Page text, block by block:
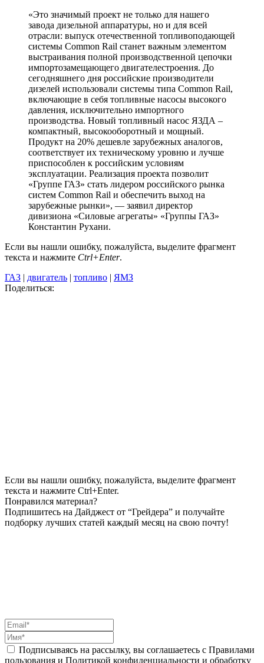
«Это значимый проект не только для нашего
завода дизельной аппаратуры, но и для всей
отрасли: выпуск отечественной топливоподающей
системы Common Rail станет важным элементом
выстраивания полной производственной цепочки
импортозамещающего двигателестроения. До
сегодняшнего дня российские производители
дизелей использовали системы типа Common Rail,
включающие в себя топливные насосы высокого
давления, исключительно импортного
производства. Новый топливный насос ЯЗДА –
компактный, высокооборотный и мощный.
Продукт на 20% дешевле зарубежных аналогов,
соответствует их техническому уровню и лучше
приспособлен к российским условиям
эксплуатации. Реализация проекта позволит
«Группе ГАЗ» стать лидером российского рынка
систем Common Rail и обеспечить выход на
зарубежные рынки», — заявил директор
дивизиона «Силовые агрегаты» «Группы ГАЗ»
Константин Рухани.
Если вы нашли ошибку, пожалуйста, выделите фрагмент
текста и нажмите Ctrl+Enter.
ГАЗ | двигатель | топливо | ЯМЗ
Поделиться:
Если вы нашли ошибку, пожалуйста, выделите фрагмент
текста и нажмите Ctrl+Enter.
Понравился материал?
Подпишитесь на Дайджест от “Грейдера” и получайте
подборку лучших статей каждый месяц на свою почту!
Подписываясь на рассылку, вы соглашаетесь с Правилами
пользования и Политикой конфиденциальности и обработку